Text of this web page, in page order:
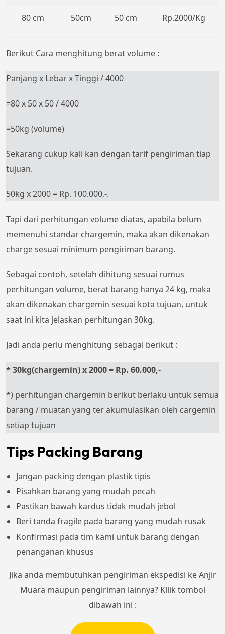
80 cm 50cm 50 cm Rp.2000/Kg
Berikut Cara menghitung berat volume :
Panjang x Lebar x Tinggi / 4000
=80 x 50 x 50 / 4000
=50kg (volume)
Sekarang cukup kali kan dengan tarif pengiriman tiap
tujuan.
50kg x 2000 = Rp. 100.000,-.
Tapi dari perhitungan volume diatas, apabila belum
memenuhi standar chargemin, maka akan dikenakan
charge sesuai minimum pengiriman barang.
Sebagai contoh, setelah dihitung sesuai rumus
perhitungan volume, berat barang hanya 24 kg, maka
akan dikenakan chargemin sesuai kota tujuan, untuk
saat ini kita jelaskan perhitungan 30kg.
Jadi anda perlu menghitung sebagai berikut :
* 30kg(chargemin) x 2000 = Rp. 60.000,-
*) perhitungan chargemin berikut berlaku untuk semua
barang / muatan yang ter akumulasikan oleh cargemin
setiap tujuan
Tips Packing Barang
Jangan packing dengan plastik tipis
Pisahkan barang yang mudah pecah
Pastikan bawah kardus tidak mudah jebol
Beri tanda fragile pada barang yang mudah rusak
Konfirmasi pada tim kami untuk barang dengan
penanganan khusus
Jika anda membutuhkan pengiriman ekspedisi ke Anjir
Muara maupun pengiriman lainnya? Kllik tombol
dibawah ini :